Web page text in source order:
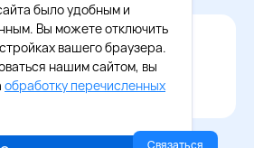
приложение Восток - Запад
бесплатное приложение
Связаться
было удобным и
Вы можете отключить
вашего браузера.
нашим сайтом, вы
обработку перечисленных